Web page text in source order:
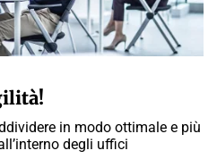
in modo ottimale e più
degli uffici